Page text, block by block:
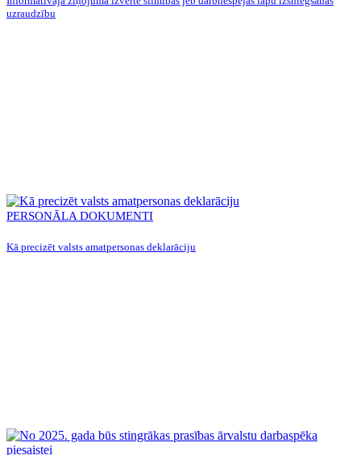
uzraudzību
PERSONĀLA DOKUMENTI
Kā precizēt valsts amatpersonas deklarāciju